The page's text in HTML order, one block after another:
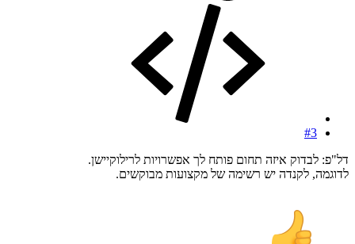
#3
דל"פ: לבדוק איזה תחום פותח לך אפשרויות לרילוקיישן.
לדוגמה, לקנדה יש רשימה של מקצועות מבוקשים.